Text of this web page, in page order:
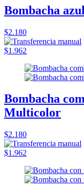
Bombacha
$2.180
$1.962
Bombacha
Multicolor
$2.180
$1.962